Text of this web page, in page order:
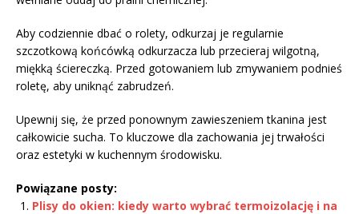
Aby codziennie dbać o rolety, odkurzaj je regularnie
szczotkową końcówką odkurzacza lub przecieraj wilgotną,
miękką ściereczką. Przed gotowaniem lub zmywaniem podnieś
roletę, aby uniknąć zabrudzeń.
Upewnij się, że przed ponownym zawieszeniem tkanina jest
całkowicie sucha. To kluczowe dla zachowania jej trwałości
oraz estetyki w kuchennym środowisku.
Powiązane posty:
Plisy do okien: kiedy warto wybrać termoizolację i na